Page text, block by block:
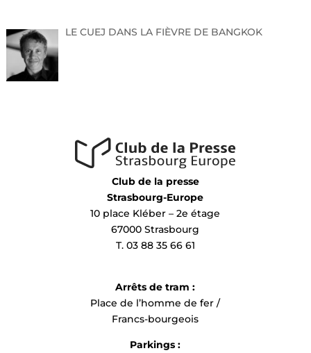
LE CUEJ DANS LA FIÈVRE DE BANGKOK
Club de la presse
Strasbourg-Europe
10 place Kléber – 2e étage
67000 Strasbourg
T. 03 88 35 66 61
Arrêts de tram :
Place de l’homme de fer /
Francs-bourgeois
Parkings :